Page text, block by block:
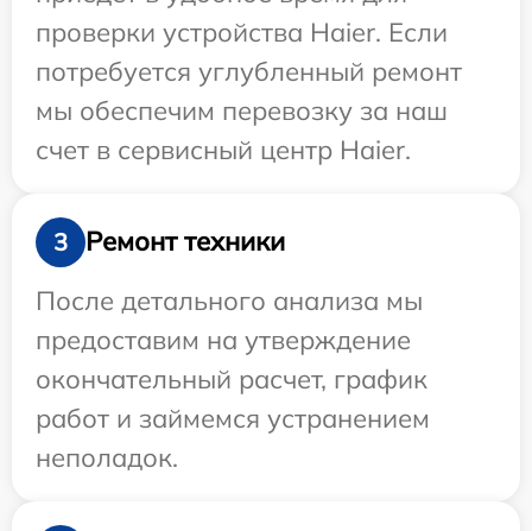
проверки устройства Haier. Если
потребуется углубленный ремонт
мы обеспечим перевозку за наш
счет в сервисный центр Haier.
3
Ремонт техники
После детального анализа мы
предоставим на утверждение
окончательный расчет, график
работ и займемся устранением
неполадок.